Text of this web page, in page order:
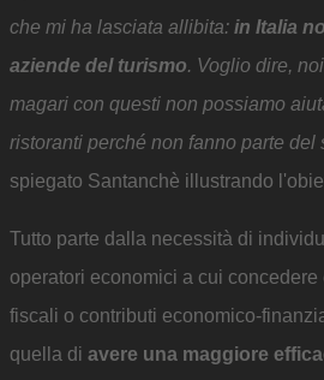
che mi ha lasciata allibita: in Italia
aziende del turismo. Voglio dire,
magari con questi non possiamo
ristoranti perché non fanno parte del
spiegato Santanchè illustrando
Tutto parte dalla necessità di
operatori economici a cui
fiscali o contributi economico-
quella di avere una maggiore